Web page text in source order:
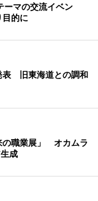
ーマの交流イベン
的に
表 旧東海道との調和
の職業展」 オカムラ
成